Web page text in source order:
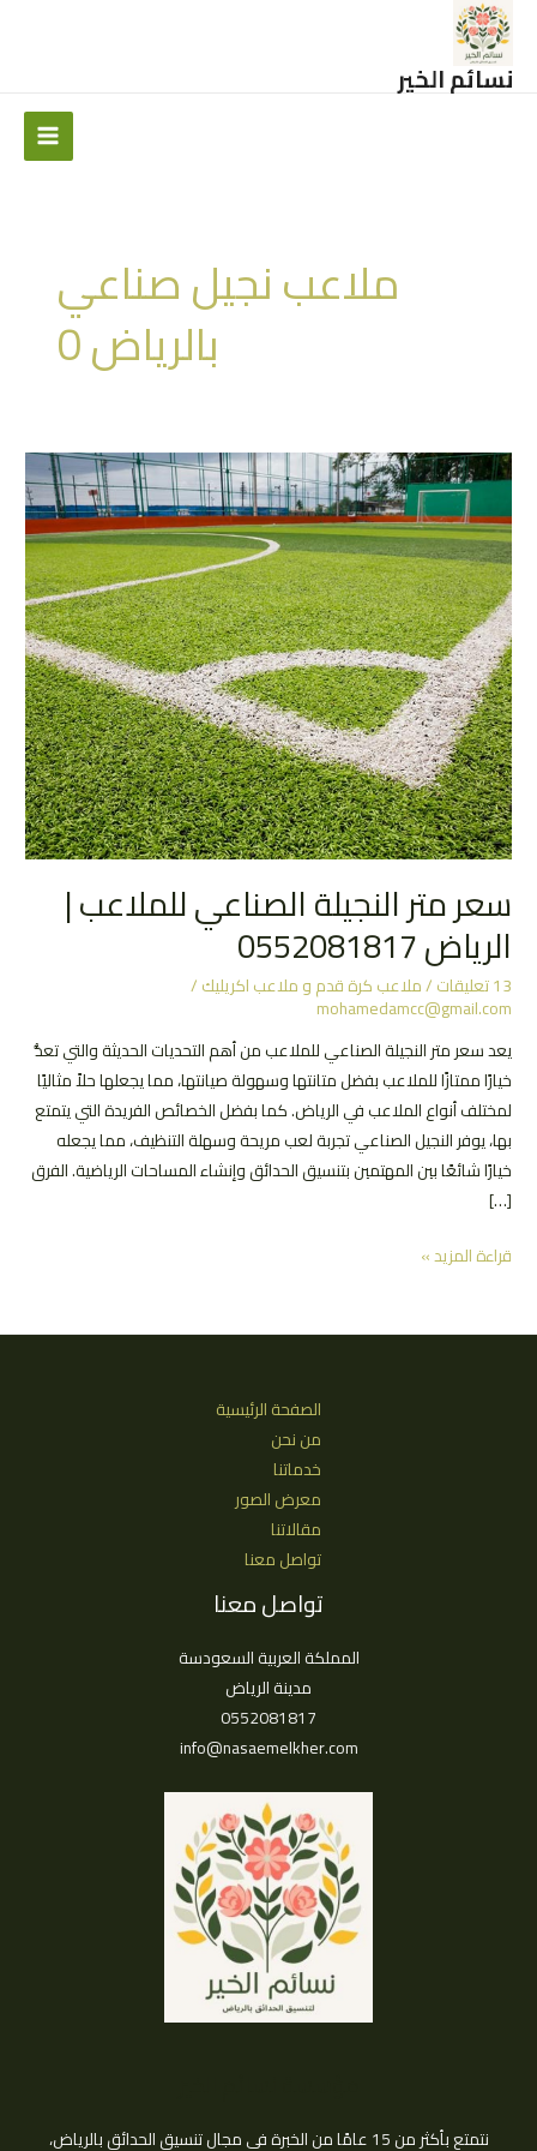
تخطي
المحتوى
نسائم الخير
Main
ملاعب نجيل صناعي
بالرياض 0
سعر متر النجيلة الصناعي للملاعب |
الرياض 0552081817
13 تعليقات /ملاعب كرة قدم و ملاعب اكريليك/
mohamedamcc@gmail.com
يعد سعر متر النجيلة الصناعي للملاعب من أهم التحديات الحديثة والتي تعدُّ
خيارًا ممتازًا للملاعب بفضل متانتها وسهولة صيانتها، مما يجعلها حلاً مثاليًا
لمختلف أنواع الملاعب في الرياض. كما بفضل الخصائص الفريدة التي يتمتع
بها، يوفر النجيل الصناعي تجربة لعب مريحة وسهلة التنظيف، مما يجعله
خيارًا شائعًا بين المهتمين بتنسيق الحدائق وإنشاء المساحات الرياضية. الفرق
[…]
سعر
الصناعي
قراءة المزيد »
الصفحة الرئيسية
من نحن
خدماتنا
معرض الصور
مقالاتنا
تواصل معنا
تواصل معنا
المملكة العربية السعودسة
مدينة الرياض
0552081817
info@nasaemelkher.com
نتمتع بأكثر من 15 عامًا من الخبرة في مجال تنسيق الحدائق بالرياض،